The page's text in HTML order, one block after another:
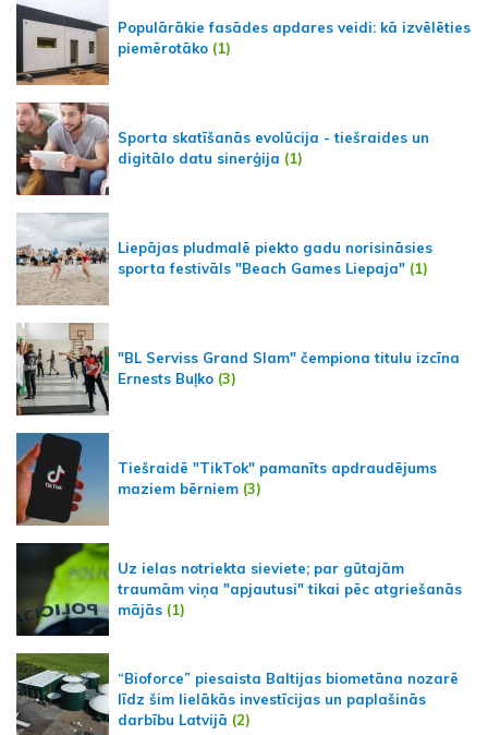
Populārākie fasādes apdares veidi: kā izvēlēties
piemērotāko (1)
Sporta skatīšanās evolūcija - tiešraides un
digitālo datu sinerģija (1)
Liepājas pludmalē piekto gadu norisināsies
sporta festivāls "Beach Games Liepaja" (1)
"BL Serviss Grand Slam" čempiona titulu izcīna
Ernests Buļko (3)
Tiešraidē "TikTok" pamanīts apdraudējums
maziem bērniem (3)
Uz ielas notriekta sieviete; par gūtajām
traumām viņa "apjautusi" tikai pēc atgriešanās
mājās (1)
“Bioforce” piesaista Baltijas biometāna nozarē
līdz šim lielākās investīcijas un paplašinās
darbību Latvijā (2)